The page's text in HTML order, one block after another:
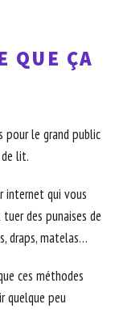
QUE ÇA
pour le grand public
lit.
internet qui vous
des punaises de
draps, matelas…
ces méthodes
quelque peu